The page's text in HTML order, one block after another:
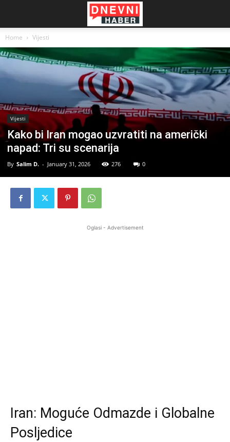
Home Vijesti
Vijesti
Kako bi Iran mogao uzvratiti na američki
napad: Tri su scenarija
By Salim D. - January 31, 2026 276 0
Oglasi - Advertisement
Iran: Moguće Odmazde i Globalne
Posljedice